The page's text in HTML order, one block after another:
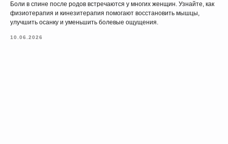
Боли в спине после родов встречаются у многих женщин. Узнайте, как
физиотерапия и кинезитерапия помогают восстановить мышцы,
улучшить осанку и уменьшить болевые ощущения.
10.06.2026